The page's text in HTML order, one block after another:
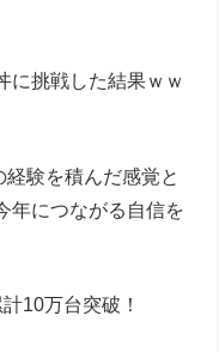
プライズフィギュ
に挑戦した結果ｗｗ
験を積んだ感覚と
年につながる自信を
10万台突破！